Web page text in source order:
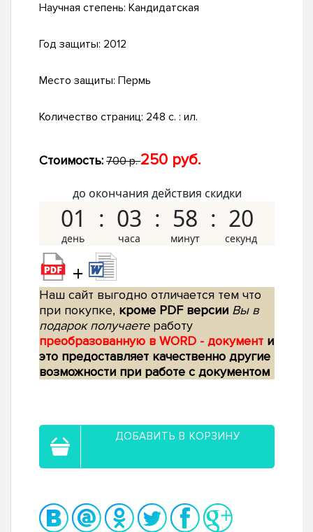
Научная степень: Кандидатская
Год защиты: 2012
Место защиты: Пермь
Количество страниц: 248 с. : ил.
Стоимость: 700 р.250 руб.
до окончания действия скидки
01 03 58 19
+
Наш сайт выгодно отличается тем что
при покупке, кроме PDF версии Вы в
подарок получаетеработу
преобразованную в WORD - документ и
это предоставляет качественно другие
возможности при работе с документом
ДОБАВИТЬ В КОРЗИНУ